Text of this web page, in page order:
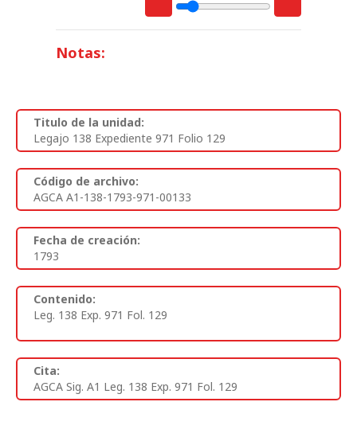
Notas:
Titulo de la unidad:
Legajo 138 Expediente 971 Folio 129
Código de archivo:
AGCA A1-138-1793-971-00133
Fecha de creación:
1793
Contenido:
Leg. 138 Exp. 971 Fol. 129
Cita:
AGCA Sig. A1 Leg. 138 Exp. 971 Fol. 129